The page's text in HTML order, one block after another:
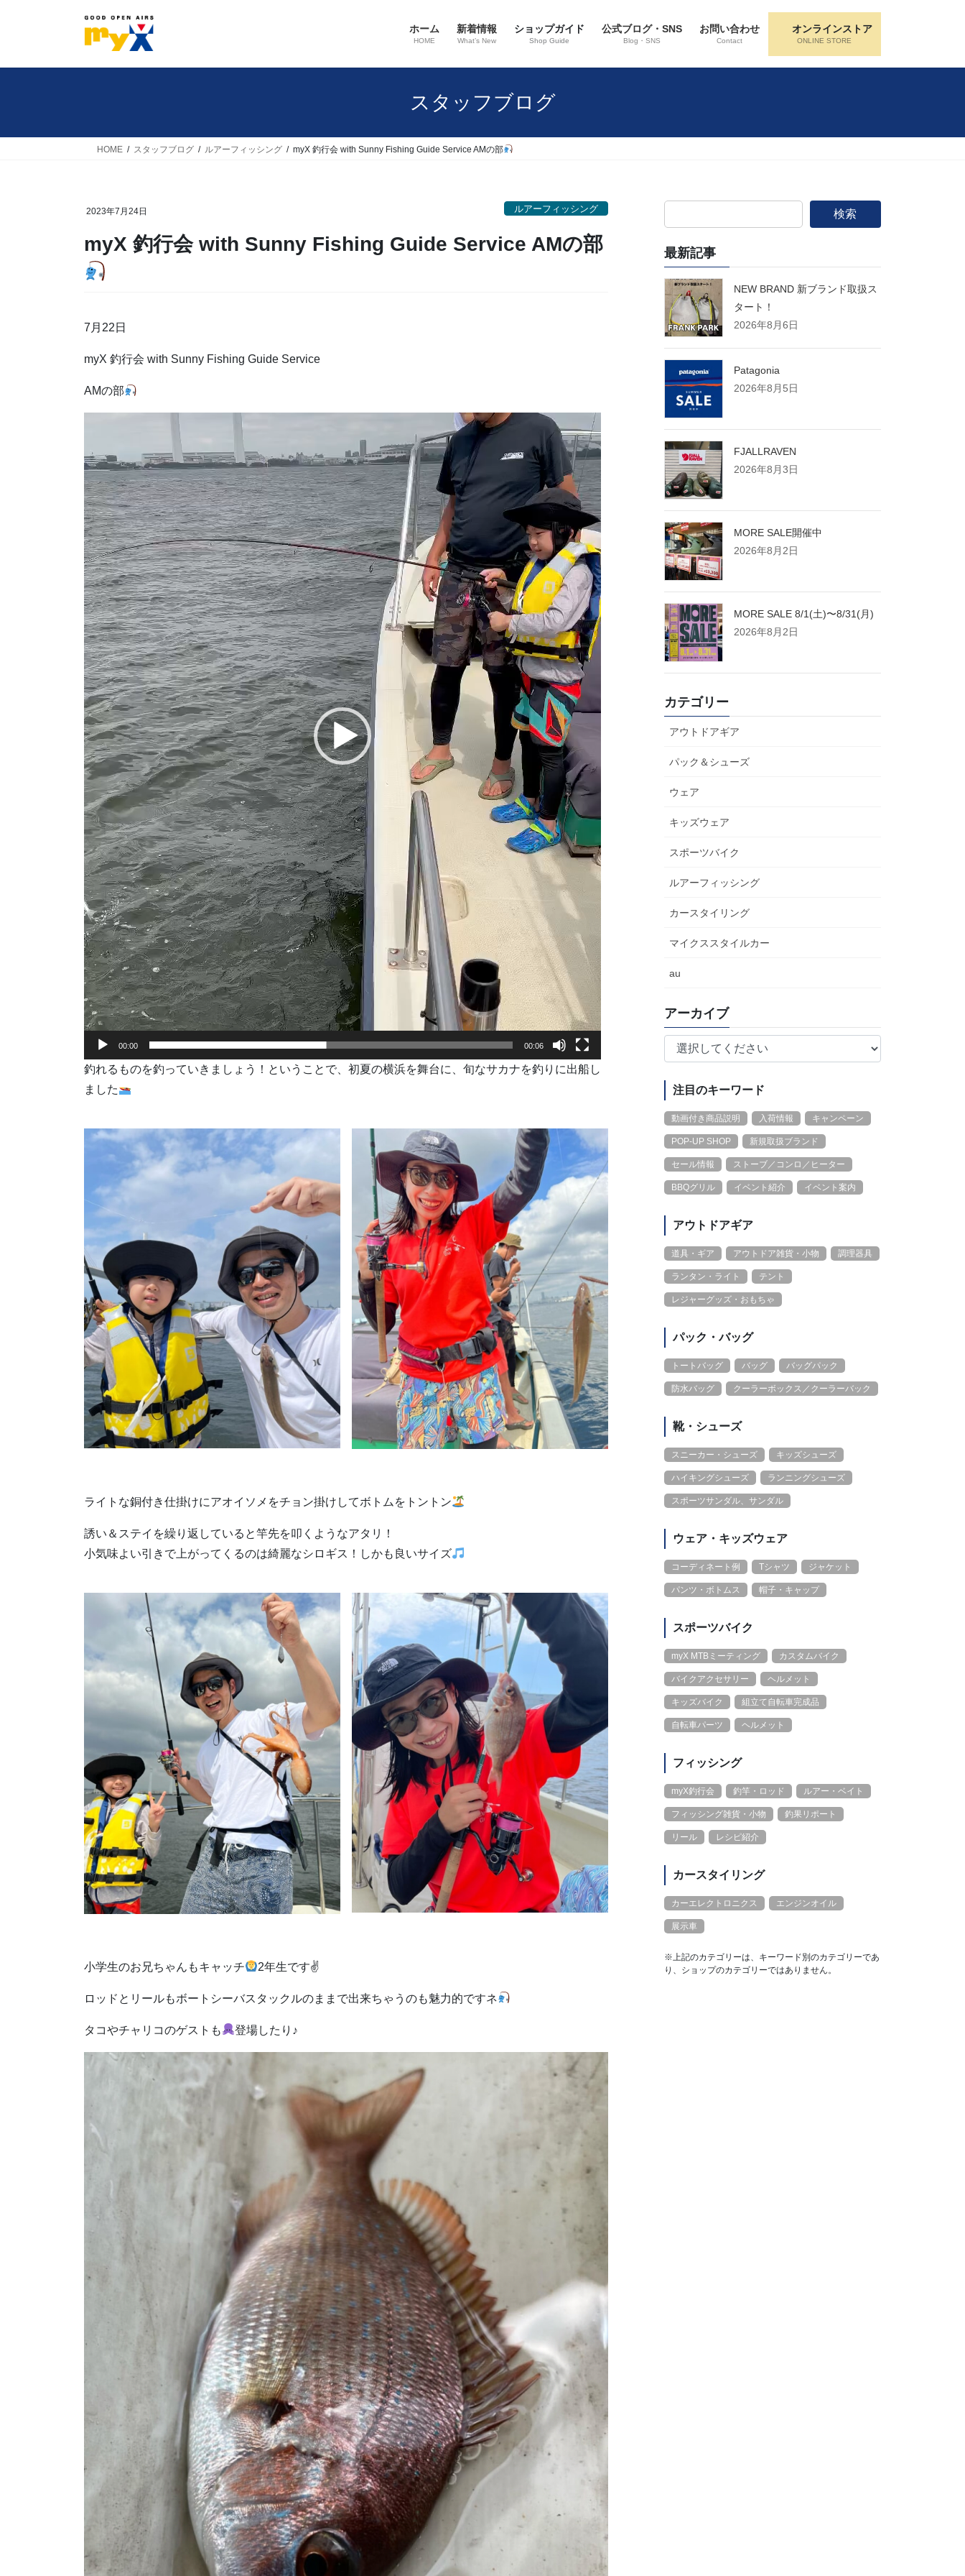
ン
ー
ホーム
HOME
新着情報
What’s New
ショップガイド
Shop Guide
公式ブログ・SNS
Blog・SNS
お問い合わせ
Contact
オンラインストア
ONLINE STORE
スタッフブログ
HOME スタッフブログ ルアーフィッシング myX 釣行会 with Sunny Fishing Guide Service AMの部
2023年7月24日 ルアーフィッシング
myX 釣行会 with Sunny Fishing Guide Service AMの部
7月22日
myX 釣行会 with Sunny Fishing Guide Service
AMの部
プ
レ
ー
ヤ
ー
00:00 00:06
釣れるものを釣っていきましょう！ということで、初夏の横浜を舞台に、旬なサカナを釣りに出船し
ました
ライトな銅付き仕掛けにアオイソメをチョン掛けしてボトムをトントン
誘い＆ステイを繰り返していると竿先を叩くようなアタリ！
小気味よい引きで上がってくるのは綺麗なシロギス！しかも良いサイズ
小学生のお兄ちゃんもキャッチ 2年生です✌
ロッドとリールもボートシーバスタックルのままで出来ちゃうのも魅力的ですネ
タコやチャリコのゲストも 登場したり♪
検索
最新記事
NEW BRAND 新ブランド取扱ス
タート！
2026年8月6日
Patagonia
2026年8月5日
FJALLRAVEN
2026年8月3日
MORE SALE開催中
2026年8月2日
MORE SALE 8/1(土)〜8/31(月)
2026年8月2日
カテゴリー
アウトドアギア
パック＆シューズ
ウェア
キッズウェア
スポーツバイク
ルアーフィッシング
カースタイリング
マイクススタイルカー
au
アーカイブ
注目のキーワード
動画付き商品説明 入荷情報 キャンペーン
POP-UP SHOP 新規取扱ブランド
セール情報 ストーブ／コンロ／ヒーター
BBQグリル イベント紹介 イベント案内
アウトドアギア
道具・ギア アウトドア雑貨・小物 調理器具
ランタン・ライト テント
レジャーグッズ・おもちゃ
パック・バッグ
トートバッグ バッグ バッグパック
防水バッグ クーラーボックス／クーラーバック
靴・シューズ
スニーカー・シューズ キッズシューズ
ハイキングシューズ ランニングシューズ
スポーツサンダル、サンダル
ウェア・キッズウェア
コーディネート例 Tシャツ ジャケット
パンツ・ボトムス 帽子・キャップ
スポーツバイク
myX MTBミーティング カスタムバイク
バイクアクセサリー ヘルメット
キッズバイク 組立て自転車完成品
自転車パーツ ヘルメット
フィッシング
myX釣行会 釣竿・ロッド ルアー・ベイト
フィッシング雑貨・小物 釣果リポート
リール レシピ紹介
カースタイリング
カーエレクトロニクス エンジンオイル
展示車
※上記のカテゴリーは、キーワード別のカテゴリーであ
り、ショップのカテゴリーではありません。